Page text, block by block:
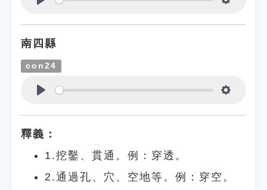
南四縣
con24
釋義：
1.挖鑿、貫通。例：穿透。
2.通過孔、穴、空地等。例：穿空。